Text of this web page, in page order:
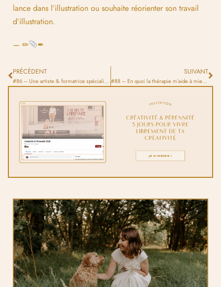
lance dans l’illustration ou souhaite réorienter son travail
d’illustration.
— ✏ ✒
PRÉCÉDENT
#86 – Une artiste & formatrice spécialisée dans l’art botanique
SUIVANT
#88 – En quoi la thérapie m’aide à mieux gérer mon business